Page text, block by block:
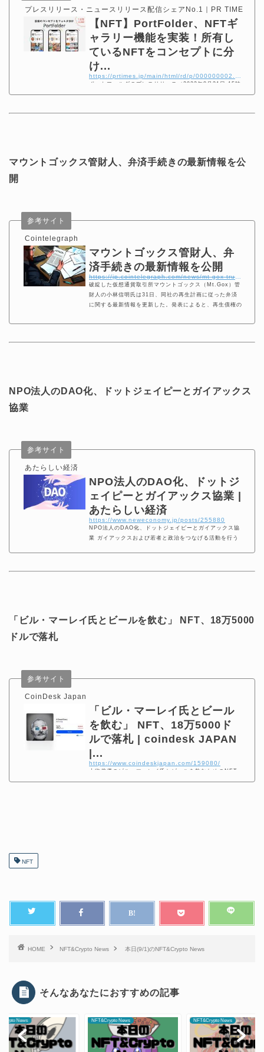
プレスリリース・ニュースリリース配信シェアNo.1｜PR TIMES
【NFT】PortFolder、NFTギ
ャラリー機能を実装！所有し
ているNFTをコンセプトに分
け...
ポートフォルダのプレスリリース（2022年8月31日 15時
31分） NFT PortFolder、NFTギャラリー機能を実装！
マウントゴックス管財人、弁済手続きの最新情報を公
開
Cointelegraph
参考サイト
マウントゴックス管財人、弁
済手続きの最新情報を公開
破綻した仮想通貨取引所マウントゴックス（Mt.Gox）管
財人の小林信明氏は31日、同社の再生計画に従った弁済
に関する最新情報を更新した。発表によると、再生債権の
禁止する期間を9月15日から基本弁済期限日までとすると
NPO法人のDAO化、ドットジェイピーとガイアックス
協業
あたらしい経済
参考サイト
NPO法人のDAO化、ドットジ
ェイピーとガイアックス協業 |
あたらしい経済
https://www.neweconomy.jp/posts/255880
NPO法人のDAO化、ドットジェイピーとガイアックス協
業 ガイアックスおよび若者と政治をつなげる活動を行う
「ビル・マーレイ氏とビールを飲む」 NFT、18万5000
ドルで落札
CoinDesk Japan
参考サイト
「ビル・マーレイ氏とビール
を飲む」 NFT、18万5000ド
ルで落札 | coindesk JAPAN
|...
https://www.coindeskjapan.com/159080/
大物俳優のビル・マーレイ氏とビールを飲むためのNFT
が8月31日、チャリティーオークションに出品され、119.
NFT
HOME NFT&Crypto News 本日(9/1)のNFT&Crypto News
そんなあなたにおすすめの記事
News NFT&Crypto News NFT&Crypto News